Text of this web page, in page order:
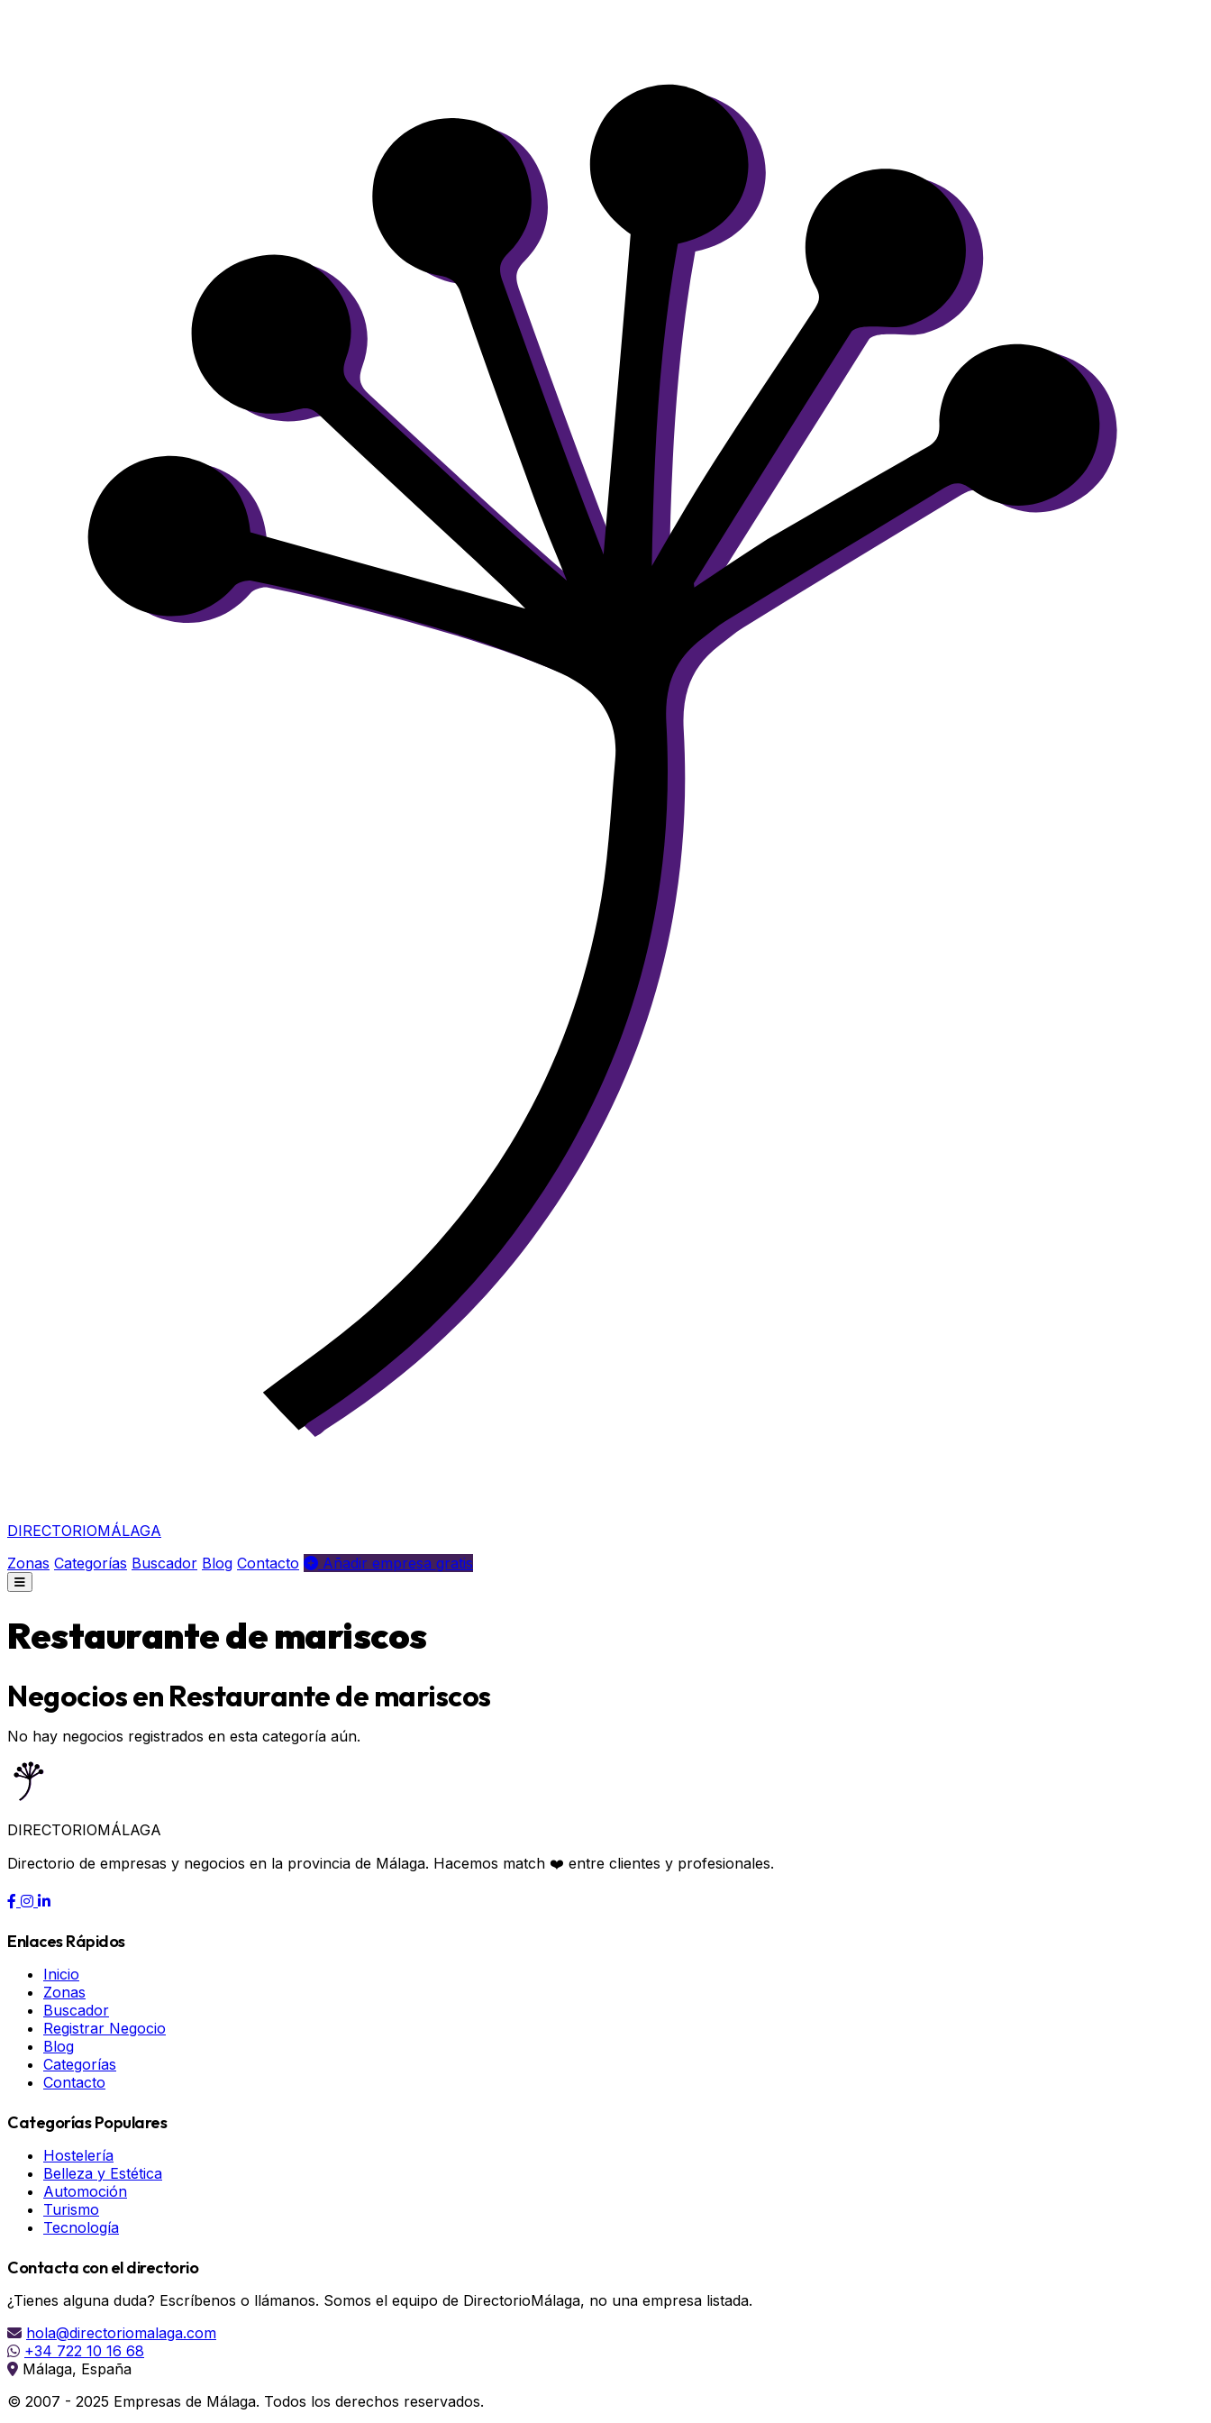
DIRECTORIOMÁLAGA
Zonas Categorías Buscador Blog Contacto Añadir empresa gratis
Restaurante de mariscos
Negocios en Restaurante de mariscos
No hay negocios registrados en esta categoría aún.
DIRECTORIOMÁLAGA
Directorio de empresas y negocios en la provincia de Málaga. Hacemos match ❤️ entre clientes y profesionales.
Enlaces Rápidos
Inicio
Zonas
Buscador
Registrar Negocio
Blog
Categorías
Contacto
Categorías Populares
Hostelería
Belleza y Estética
Automoción
Turismo
Tecnología
Contacta con el directorio
¿Tienes alguna duda? Escríbenos o llámanos. Somos el equipo de DirectorioMálaga, no una empresa listada.
hola@directoriomalaga.com
+34 722 10 16 68
Málaga, España
© 2007 - 2025 Empresas de Málaga. Todos los derechos reservados.